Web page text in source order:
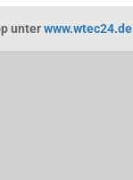
unterwww.wtec24.de